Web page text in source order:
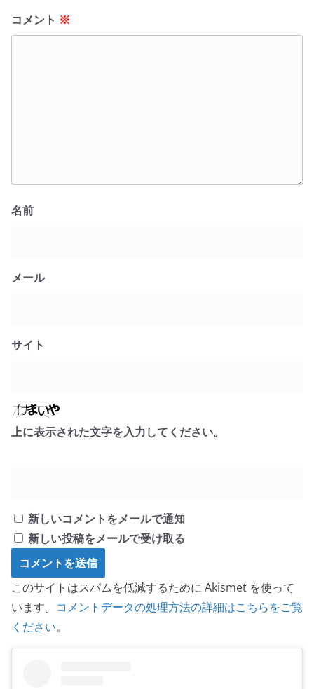
コメント ※
名前
メール
サイト
上に表示された文字を入力してください。
新しいコメントをメールで通知
新しい投稿をメールで受け取る
このサイトはスパムを低減するために Akismet を使って
います。 コメントデータの処理方法の詳細はこちらをご覧
ください。